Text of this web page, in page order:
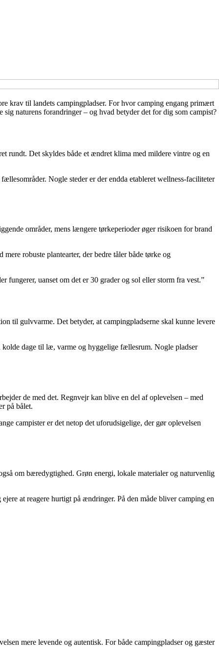
krav til landets campingpladser. For hvor camping engang primært
naturens forandringer – og hvad betyder det for dig som campist?
rundt. Det skyldes både et ændret klima med mildere vintre og en
Nogle steder er der endda etableret wellness-faciliteter
områder, mens længere tørkeperioder øger risikoen for brand
robuste plantearter, der bedre tåler både tørke og
fungerer, uanset om det er 30 grader og sol eller storm fra vest.”
til gulvvarme. Det betyder, at campingpladserne skal kunne levere
kolde dage til læ, varme og hyggelige fællesrum. Nogle pladser
de med det. Regnvejr kan blive en del af oplevelsen – med
på bålet.
campister er det netop det uforudsigelige, der gør oplevelsen
om bæredygtighed. Grøn energi, lokale materialer og naturvenlig
at reagere hurtigt på ændringer. På den måde bliver camping en
mere levende og autentisk. For både campingpladser og gæster